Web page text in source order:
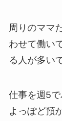
周りのママ
わせて働い
る人が多い
仕事を週5
よっぽど預